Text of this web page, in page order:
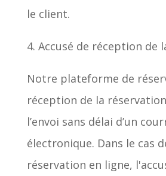
le client.
4. Accusé de réception de
Notre plateforme de
réception de la
l’envoi sans délai d’un
électronique. Dans le cas
réservation en ligne,